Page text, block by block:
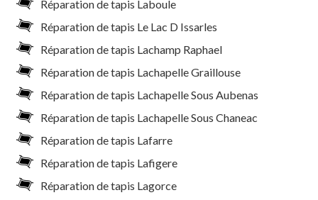
Réparation de tapis Laboule
Réparation de tapis Le Lac D Issarles
Réparation de tapis Lachamp Raphael
Réparation de tapis Lachapelle Graillouse
Réparation de tapis Lachapelle Sous Aubenas
Réparation de tapis Lachapelle Sous Chaneac
Réparation de tapis Lafarre
Réparation de tapis Lafigere
Réparation de tapis Lagorce